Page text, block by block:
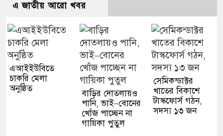
এ জাতীয় আরো খবর
এআইইউবিতে
চাকরি মেলা
অনুষ্ঠিত
বাড়ির দোতলায়ও
পানি, ভাই–বোনের
খোঁজ পাচ্ছেন না
গায়িকা পুতুল
সেমিকন্ডাক্টর
খাতের বিকাশে
টাস্কফোর্স গঠন,
সদস্য ১৩ জন